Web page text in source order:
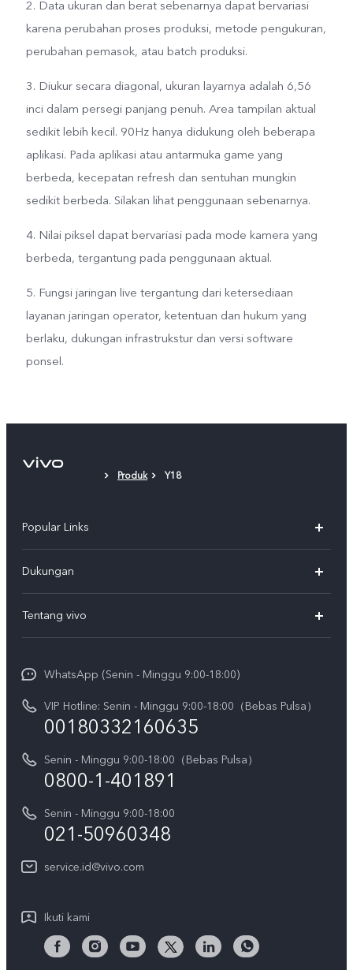
2. Data ukuran dan berat sebenarnya dapat bervariasi
karena perubahan proses produksi, metode pengukuran,
perubahan pemasok, atau batch produksi.
3. Diukur secara diagonal, ukuran layarnya adalah 6,56
inci dalam persegi panjang penuh. Area tampilan aktual
sedikit lebih kecil. 90Hz hanya didukung oleh beberapa
aplikasi. Pada aplikasi atau antarmuka game yang
berbeda, kecepatan refresh dan sentuhan mungkin
sedikit berbeda. Silakan lihat penggunaan sebenarnya.
4. Nilai piksel dapat bervariasi pada mode kamera yang
berbeda, tergantung pada penggunaan aktual.
5. Fungsi jaringan live tergantung dari ketersediaan
layanan jaringan operator, ketentuan dan hukum yang
berlaku, dukungan infrastrukstur dan versi software
ponsel.
Produk Y18
Popular Links
T5
T5 Pro
V70 FE
Y05
X300 Pro
Gerai Terdekat
Dukungan
Service Center
Funtouch OS
Pembaruan Sistem
Harga Spare Part
Otentikasi IMEI
Kebijakan Garansi vivo
Layanan Perbaikan Antar Jemput
Unduh LUT untuk Memulihkan Log
Tentang vivo
Sejarah
Berita
Pemberitahuan Hukum
Tentang Kami
Pusat Privasi vivo
WhatsApp (Senin - Minggu 9:00-18:00)
VIP Hotline: Senin - Minggu 9:00-18:00（Bebas Pulsa）
00180332160635
Senin - Minggu 9:00-18:00（Bebas Pulsa）
0800-1-401891
Senin - Minggu 9:00-18:00
021-50960348
service.id@vivo.com
Ikuti kami